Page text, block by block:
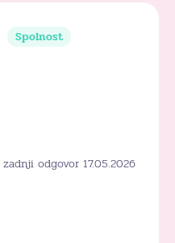
Spolnost
zadnji odgovor 17.05.2026